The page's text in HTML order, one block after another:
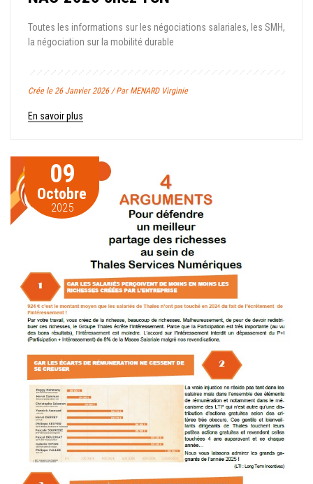
Toutes les informations sur les négociations salariales, les SMH,
la négociation sur la mobilité durable
Crée le 26 Janvier 2026 / Par MENARD Virginie
En savoir plus
09
Octobre
2025